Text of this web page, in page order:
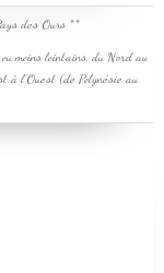
moins lointains, du Nord au
à l'Ouest (de Polynésie au